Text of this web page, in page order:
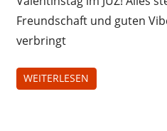
Freundschaft und guten
verbringt
WEITERLESEN